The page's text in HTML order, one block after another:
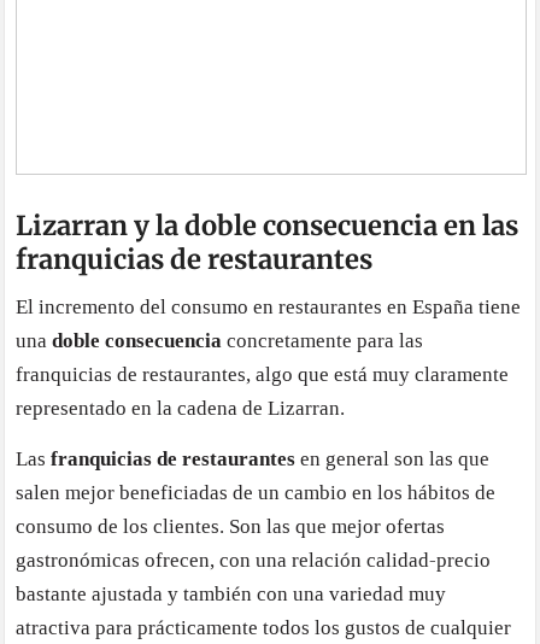
Lizarran y la doble consecuencia en las
franquicias de restaurantes
El incremento del consumo en restaurantes en España tiene
unadoble consecuencia concretamente para las
franquicias de restaurantes, algo que está muy claramente
representado en la cadena de Lizarran.
Lasfranquicias de restaurantes en general son las que
salen mejor beneficiadas de un cambio en los hábitos de
consumo de los clientes. Son las que mejor ofertas
gastronómicas ofrecen, con una relación calidad-precio
bastante ajustada y también con una variedad muy
atractiva para prácticamente todos los gustos de cualquier